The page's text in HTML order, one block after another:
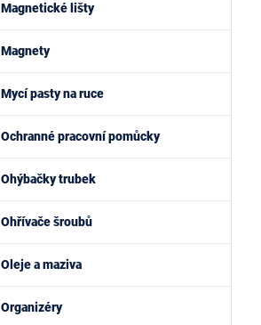
Magnetické lišty
Magnety
Mycí pasty na ruce
Ochranné pracovní pomůcky
Ohýbačky trubek
Ohřívače šroubů
Oleje a maziva
Organizéry